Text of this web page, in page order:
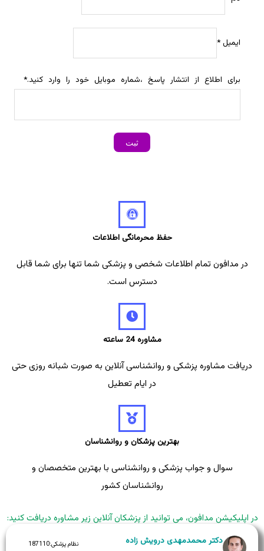
ایمیل*
برای اطلاع از انتشار پاسخ ،شماره موبایل خود را وارد کنید.*
حفظ محرمانگی اطلاعات
در مدافون تمام اطلاعات شخصی و پزشکی شما تنها برای شما قابل
دسترس است.
مشاوره 24 ساعته
دریافت مشاوره پزشکی و روانشناسی آنلاین به صورت شبانه روزی حتی
در ایام تعطیل
بهترین پزشکان و روانشناسان
سوال و جواب پزشکی و روانشناسی با بهترین متخصصان و
روانشناسان کشور
در اپلیکیشن مدافون، می توانید از پزشکان آنلاین زیر مشاوره دریافت کنید:
نظام پزشکی:187110
دکتر محمدمهدی درویش زاده